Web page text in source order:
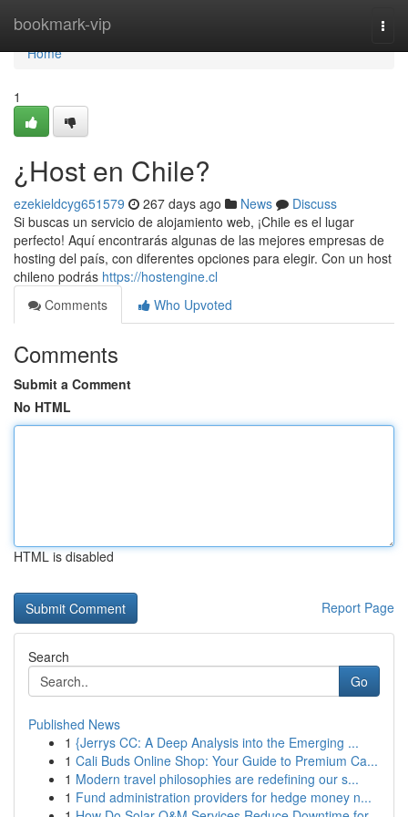
bookmark-vip
Home
Home
1
¿Host en Chile?
ezekieldcyg651579 267 days ago News
Discuss
Si buscas un servicio de alojamiento web, ¡Chile es el lugar
perfecto! Aquí encontrarás algunas de las mejores empresas de
hosting del país, con diferentes opciones para elegir. Con un host
chileno podrás https://hostengine.cl
Comments
Who Upvoted
Comments
Submit a Comment
No HTML
HTML is disabled
Report Page
Search
Go
Published News
1 {Jerrys CC: A Deep Analysis into the Emerging ...
1 Cali Buds Online Shop: Your Guide to Premium Ca...
1 Modern travel philosophies are redefining our s...
1 Fund administration providers for hedge money n...